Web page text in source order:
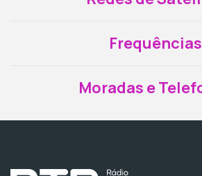
Frequências
Moradas e